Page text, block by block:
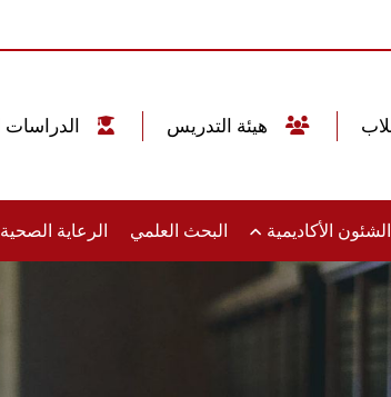
الشئون الأكاديمية البحث العلمي الرعاية الصحية